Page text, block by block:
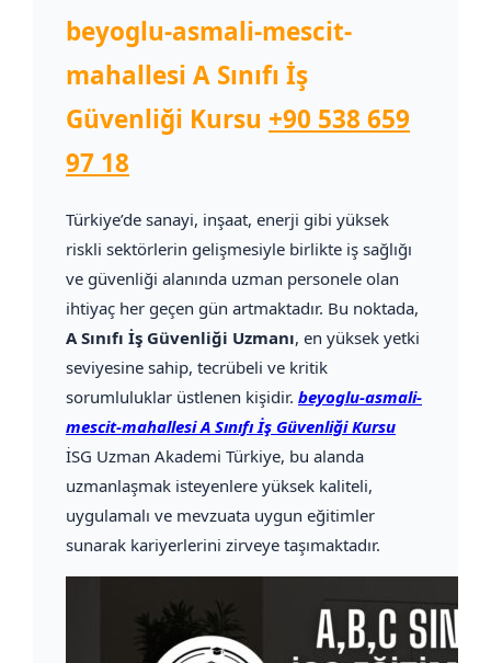
beyoglu-asmali-mescit-
mahallesi A Sınıfı İş
Güvenliği Kursu +90 538 659
97 18
Türkiye’de sanayi, inşaat, enerji gibi yüksek
riskli sektörlerin gelişmesiyle birlikte iş sağlığı
ve güvenliği alanında uzman personele olan
ihtiyaç her geçen gün artmaktadır. Bu noktada,
A Sınıfı İş Güvenliği Uzmanı, en yüksek yetki
seviyesine sahip, tecrübeli ve kritik
sorumluluklar üstlenen kişidir. beyoglu-asmali-
mescit-mahallesi A Sınıfı İş Güvenliği Kursu
İSG Uzman Akademi Türkiye, bu alanda
uzmanlaşmak isteyenlere yüksek kaliteli,
uygulamalı ve mevzuata uygun eğitimler
sunarak kariyerlerini zirveye taşımaktadır.